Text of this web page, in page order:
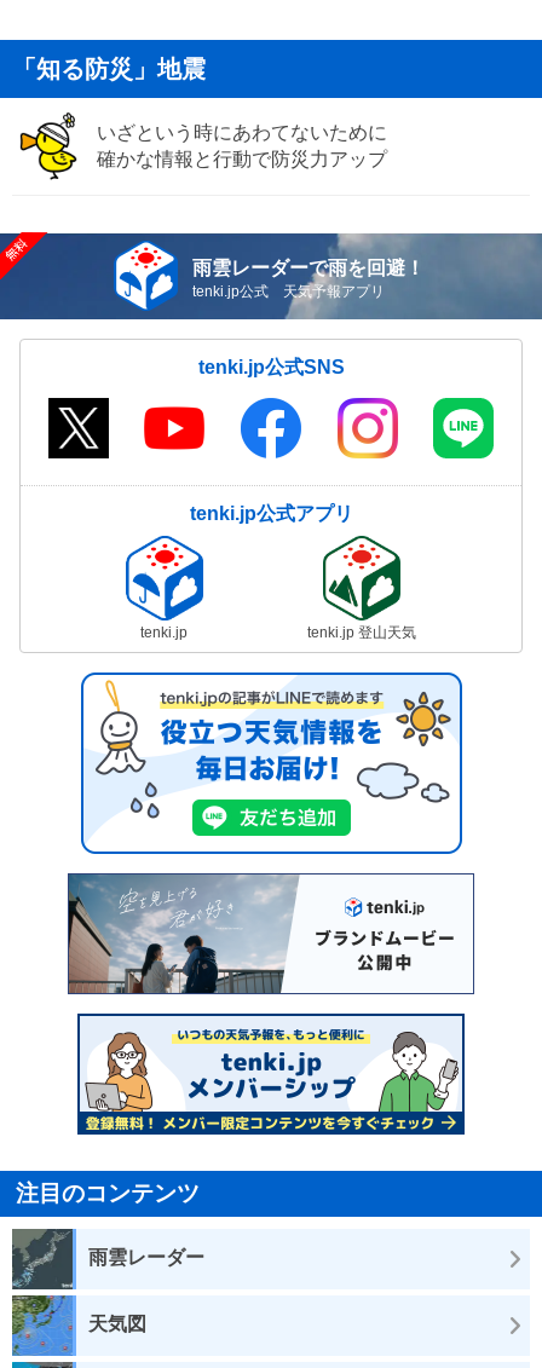
「知る防災」地震
いざという時にあわてないために
確かな情報と行動で防災力アップ
雨雲レーダーで雨を回避！
tenki.jp公式 天気予報アプリ
tenki.jp公式SNS
tenki.jp公式アプリ
tenki.jp tenki.jp 登山天気
注目のコンテンツ
雨雲レーダー
天気図